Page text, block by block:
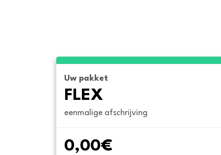
Uw pakket
FLEX
eenmalige afschrijving
0,00€